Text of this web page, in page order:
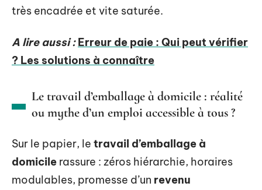
très encadrée et vite saturée.
A lire aussi : Erreur de paie : Qui peut vérifier
? Les solutions à connaître
Le travail d’emballage à domicile : réalité
ou mythe d’un emploi accessible à tous ?
Sur le papier, le travail d’emballage à
domicile rassure : zéros hiérarchie, horaires
modulables, promesse d’un revenu